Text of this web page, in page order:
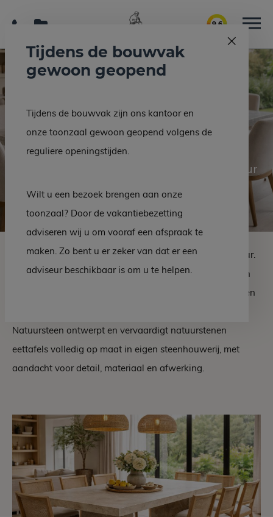
9.6
Natuursteen
eettafel
Ambachtelijk maatwerk voor uw interieur
Eennatuursteen eettafelvormt het hart van uw interieur.
Het is de plek waar u samenkomt, dineert en gesprekken
voert. Met natuursteen kiest u voor rust, duurzaamheid en
Natuursteen ontwerpt en vervaardigt natuurstenen
eettafels volledig op maat in eigen steenhouwerij, met
aandacht voor detail, materiaal en afwerking.
Tijdens de bouwvak
gewoon geopend
Tijdens de bouwvak zijn ons kantoor en
onze toonzaal gewoon geopend volgens de
reguliere openingstijden.
Wilt u een bezoek brengen aan onze
toonzaal? Door de vakantiebezetting
adviseren wij u om vooraf een afspraak te
maken. Zo bent u er zeker van dat er een
adviseur beschikbaar is om u te helpen.